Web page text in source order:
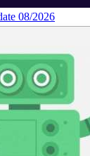
08/2026